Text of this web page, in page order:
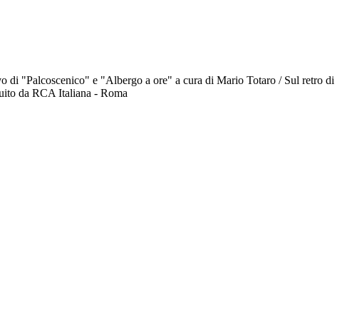
di "Palcoscenico" e "Albergo a ore" a cura di Mario Totaro / Sul retro di
da RCA Italiana - Roma